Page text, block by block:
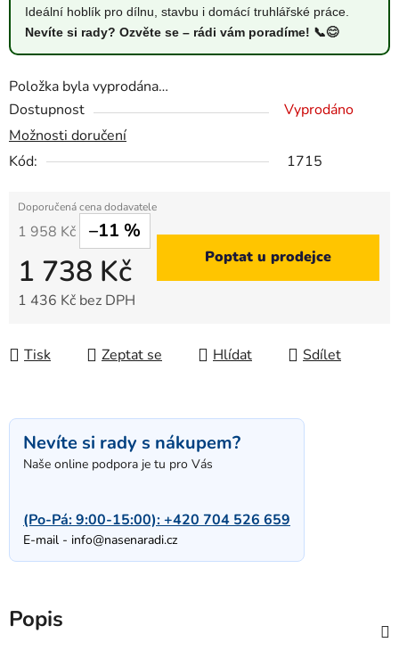
Ideální hoblík pro dílnu, stavbu i domácí truhlářské práce.
Nevíte si rady? Ozvěte se – rádi vám poradíme! 📞😊
Položka byla vyprodána…
Dostupnost
Vyprodáno
Možnosti doručení
Kód:
1715
1 958 Kč –11 %
1 738 Kč
1 436 Kč bez DPH
Poptat u prodejce
Tisk Zeptat se Hlídat Sdílet
Nevíte si rady s nákupem?
Naše online podpora je tu pro Vás
(Po-Pá: 9:00-15:00):+420 704 526 659
E-mail - info@nasenaradi.cz
Popis